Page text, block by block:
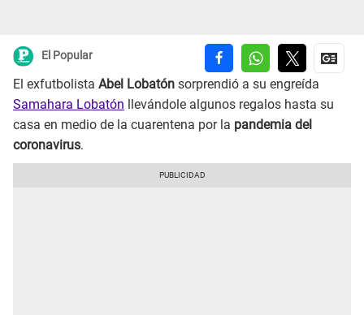
El Popular
El exfutbolista Abel Lobatón sorprendió a su engreída
Samahara Lobatón llevándole algunos regalos hasta su
casa en medio de la cuarentena por la pandemia del
coronavirus.